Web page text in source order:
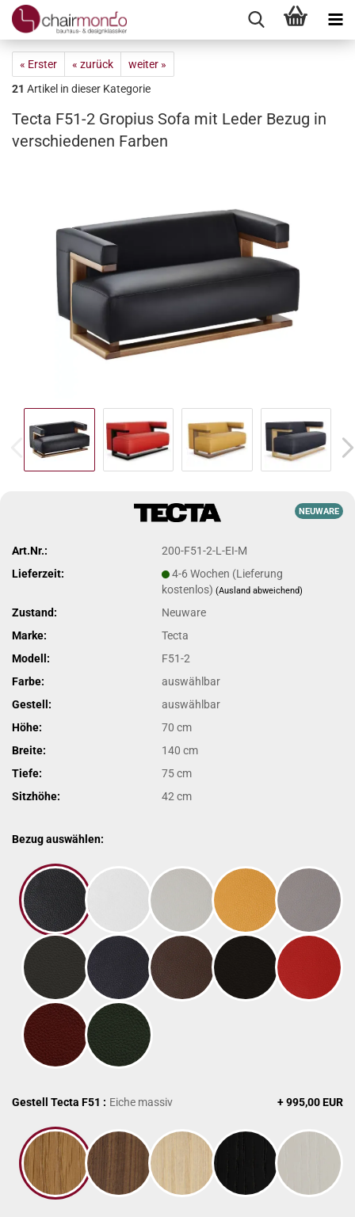
« Erster « zurück
weiter »
21 Artikel in dieser Kategorie
Tecta F51-2 Gropius Sofa mit Leder Bezug in
verschiedenen Farben
NEUWARE
Art.Nr.:
200-F51-2-L-EI-M
Lieferzeit:
4-6 Wochen (Lieferung
kostenlos)(Ausland abweichend)
Zustand:
Neuware
Marke:
Tecta
Modell:
F51-2
Farbe:
auswählbar
Gestell:
auswählbar
Höhe:
70 cm
Breite:
140 cm
Tiefe:
75 cm
Sitzhöhe:
42 cm
Bezug auswählen:
Gestell Tecta F51 : Eiche massiv + 995,00 EUR